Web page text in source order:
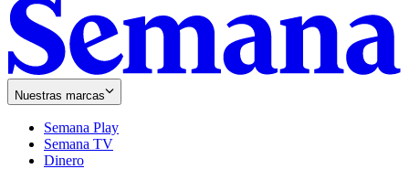
Nuestras marcas
Semana Play
Semana TV
Dinero